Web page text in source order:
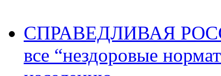
СПРАВЕДЛИВАЯ
все “нездоровые